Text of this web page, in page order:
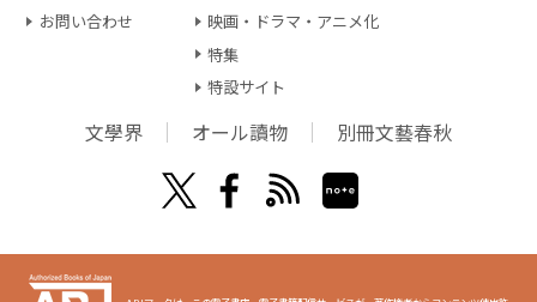
お問い合わせ
映画・ドラマ・アニメ化
特集
特設サイト
文學界 オール讀物 別冊文藝春秋